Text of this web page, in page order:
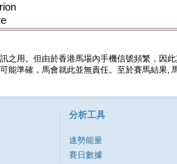
之用。但由於香港馬場內手機信號頻繁，因
準確，馬會就此並無責任。至於賽馬結果,
分析工具
速勢能量
賽日數據